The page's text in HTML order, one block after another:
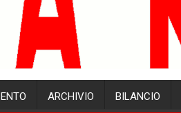
ARCHIVIO BILANCIO